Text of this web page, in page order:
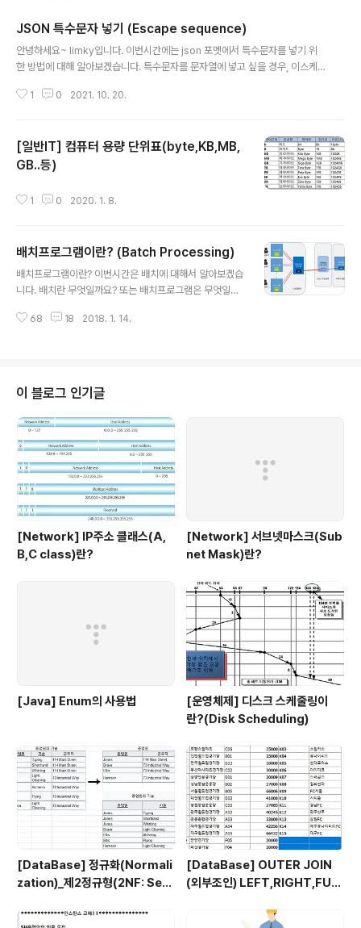
JSON 특수문자 넣기 (Escape sequence)
안녕하세요~ limky입니다. 이번시간에는 json 포멧에서 특수문자를 넣기 위
한 방법에 대해 알아보겠습니다. 특수문자를 문자열에 넣고 싶을 경우, 이스케
있습니다. 먼저 이스케이프 시퀀스(escape sequence) 다음과 같습니다. 이
\\ 역슬래시 \uHHHH 16진수 네자리로 표현된 유니코드 문자 예제를 보고 마무
리 하겠습니다. { "contents" : "안녕하세요. \"Limky\" 입니다. \n 오늘은 JS
1 0 2021. 10. 20.
[일반IT] 컴퓨터 용량 단위표(byte,KB,MB,
GB..등)
1 0 2020. 1. 8.
배치프로그램이란? (Batch Processing)
배치프로그램이란? 이번시간은 배치에 대해서 알아보겠습
니다. 배치란 무엇일까요? 또는 배치프로그램은 무엇일까
다. 일괄 처리(batch processing)란 컴퓨터 프로그램 흐
해 상호작용하는 것이 가능해졌다. 일괄 처리는 1950년대
전자 컴퓨팅 초기 시절 이후 메인프레임 컴퓨터와 함께하
고 있다. 여기서 중요한 것은 바로 일괄처리 입니다. 개별적
으로 어떤 요청이 있을 때마다 실시간으로 통신하는 것이
아닌 한꺼번에 일괄적으로 대량 건을 처리하는 것입니다.
특히 배치는 보통 정해진 특정한 시간..
68 18 2018. 1. 14.
이 블로그 인기글
[Network] IP주소 클래스(A,
B,C class)란?
[Network] 서브넷마스크(Sub
net Mask)란?
[Java] Enum의 사용법
[운영체제] 디스크 스케줄링이
란?(Disk Scheduling)
[DataBase] 정규화(Normali
zation)_제2정규형(2NF: Sec
[DataBase] OUTER JOIN
(외부조인) LEFT,RIGHT,FUL